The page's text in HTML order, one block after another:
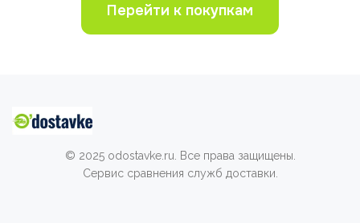
Перейти к покупкам
© 2025 odostavke.ru. Все права защищены.
Сервис сравнения служб доставки.